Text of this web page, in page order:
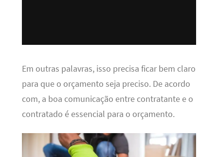
Em outras palavras, isso precisa ficar bem claro
para que o orçamento seja preciso. De acordo
com, a boa comunicação entre contratante e o
contratado é essencial para o orçamento.